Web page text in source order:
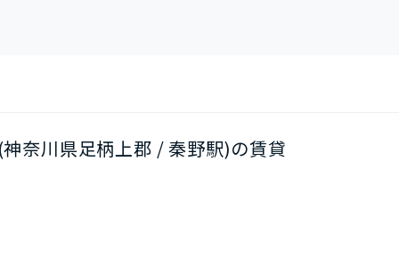
奈川県足柄上郡 / 秦野駅)の賃貸